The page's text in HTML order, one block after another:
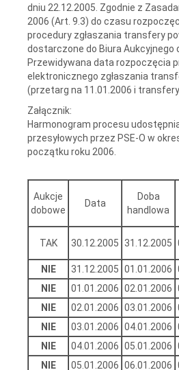
dniu 22.12.2005. Zgodnie z
2006 (Art. 9.3) do czasu
procedury zgłaszania transfery
dostarczone do Biura Aukcyjnego
Przewidywana data rozpoczęcia
elektronicznego zgłaszania
(przetarg na 11.01.2006 i transfery
Załącznik:
Harmonogram procesu
przesyłowych przez PSE-O w
początku roku 2006.
Aukcje
dobowe
Data
Doba
handlowa
TAK 30.12.2005 31.12.2005
NIE 31.12.2005 01.01.2006
NIE
01.01.2006 02.01.2006
NIE
02.01.2006 03.01.2006
NIE
03.01.2006 04.01.2006
NIE
04.01.2006 05.01.2006
NIE
05.01.2006 06.01.2006